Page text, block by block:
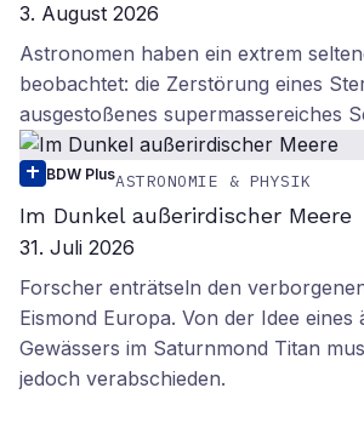
3. August 2026
Astronomen haben ein extrem
beobachtet: die Zerstörung eines
ausgestoßenes supermassereiches
BDW PlusASTRONOMIE & PHYSIK
Im Dunkel außerirdischer Meere
31. Juli 2026
Forscher enträtseln den
Eismond Europa. Von der Idee eines
Gewässers im Saturnmond Titan
jedoch verabschieden.